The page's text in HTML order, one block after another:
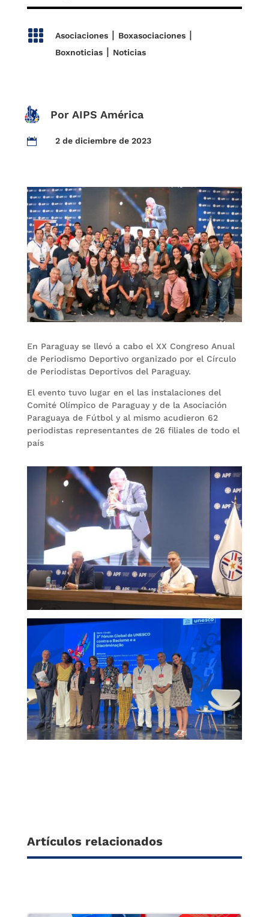
 Asociaciones| Boxasociaciones|
Boxnoticias| Noticias
Por AIPS América
 2 de diciembre de 2023
En Paraguay se llevó a cabo el XX Congreso Anual
de Periodismo Deportivo organizado por el Círculo
de Periodistas Deportivos del Paraguay.
El evento tuvo lugar en el las instalaciones del
Comité Olímpico de Paraguay y de la Asociación
Paraguaya de Fútbol y al mismo acudieron 62
periodistas representantes de 26 filiales de todo el
país
Artículos relacionados